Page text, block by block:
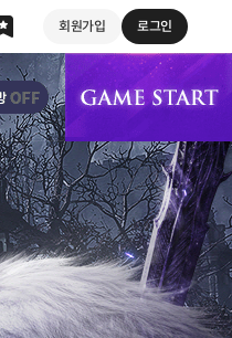
회원가입 로그인